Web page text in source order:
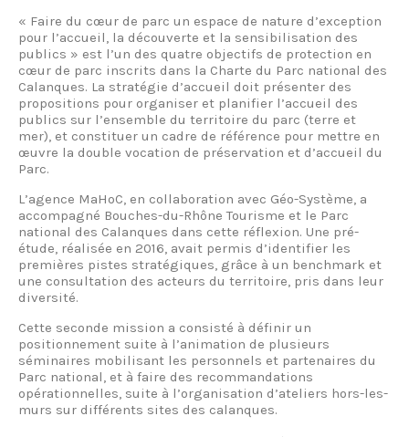
« Faire du cœur de parc un espace de nature d’exception
pour l’accueil, la découverte et la sensibilisation des
publics » est l’un des quatre objectifs de protection en
cœur de parc inscrits dans la Charte du Parc national des
Calanques. La stratégie d’accueil doit présenter des
propositions pour organiser et planifier l’accueil des
publics sur l’ensemble du territoire du parc (terre et
mer), et constituer un cadre de référence pour mettre en
œuvre la double vocation de préservation et d’accueil du
Parc.
L’agence MaHoC, en collaboration avec Géo-Système, a
accompagné Bouches-du-Rhône Tourisme et le Parc
national des Calanques dans cette réflexion. Une pré-
étude, réalisée en 2016, avait permis d’identifier les
premières pistes stratégiques, grâce à un benchmark et
une consultation des acteurs du territoire, pris dans leur
diversité.
Cette seconde mission a consisté à définir un
positionnement suite à l’animation de plusieurs
séminaires mobilisant les personnels et partenaires du
Parc national, et à faire des recommandations
opérationnelles, suite à l’organisation d’ateliers hors-les-
murs sur différents sites des calanques.